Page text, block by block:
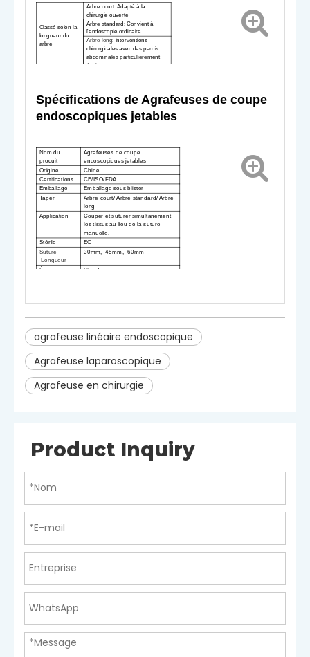
Classé selon la
longueur du
arbre
Arbre court: Adapté à la
chirurgie ouverte
Arbre standard: Convient à
l'endoscopie ordinaire
Arbre long: interventions
chirurgicales avec des parois
abdominales particulièrement
épaisses
Spécifications de Agrafeuses de coupe
endoscopiques jetables
Nom du
produit
Agrafeuses de coupe
endoscopiques jetables
Origine
Chine
Certifications
CE/ISO/FDA
Emballage
Emballage sous blister
Taper Arbre court/Arbre standard/ Arbre
long
Application Couper et suturer simultanément
les tissus au lieu de la suture
manuelle.
Stérile
EO
Suture
Longueur
30mm, 45mm, 60mm
Épaisseur
Standard
endommagé.
agrafeuse linéaire endoscopique
Agrafeuse laparoscopique
Agrafeuse en chirurgie
Product Inquiry